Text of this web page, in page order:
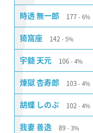
時透 無一郎 177 6%
猗窩座 142 5%
宇髄 天元 106 4%
煉󠄁獄 杏寿郎 103 4%
胡蝶 しのぶ 102 4%
我妻 善逸 89 3%